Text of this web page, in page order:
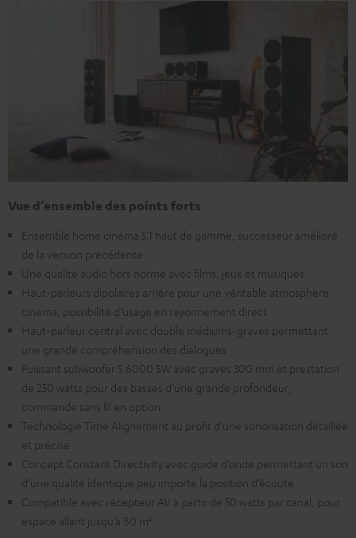
Vue d’ensemble des points forts
Ensemble home cinéma 5.1 haut de gamme, successeur amélioré
de la version précédente
Une qualité audio hors norme avec films, jeux et musiques
Haut-parleurs dipolaires arrière pour une véritable atmosphère
cinéma, possibilité d’usage en rayonnement direct
Haut-parleur central avec double médiums-graves permettant
une grande compréhension des dialogues
Puissant subwoofer S 6000 SW avec graves 300 mm et prestation
de 250 watts pour des basses d’une grande profondeur,
commande sans fil en option
Technologie Time Alignement au profit d’une sonorisation détaillée
et précise
Concept Constant Directivity avec guide d’onde permettant un son
d’une qualité identique peu importe la position d’écoute
Compatible avec récepteur AV à partir de 50 watts par canal, pour
espace allant jusqu’à 80 m²